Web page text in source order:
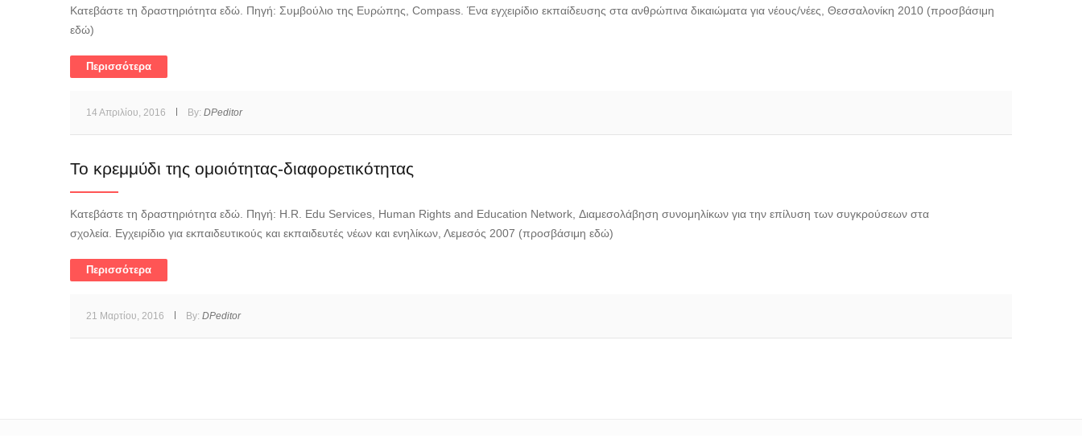
Κατεβάστε τη δραστηριότητα εδώ. Πηγή: Συμβούλιο της Ευρώπης, Compass. Ένα εγχειρίδιο εκπαίδευσης στα ανθρώπινα δικαιώματα για νέους/νέες, Θεσσαλονίκη 2010 (προσβάσιμη
εδώ)
Περισσότερα
14 Απριλίου, 2016 By: DPeditor
Το κρεμμύδι της ομοιότητας-διαφορετικότητας
Κατεβάστε τη δραστηριότητα εδώ. Πηγή: H.R. Edu Services, Human Rights and Education Network, Διαμεσολάβηση συνομηλίκων για την επίλυση των συγκρούσεων στα
σχολεία. Εγχειρίδιο για εκπαιδευτικούς και εκπαιδευτές νέων και ενηλίκων, Λεμεσός 2007 (προσβάσιμη εδώ)
Περισσότερα
21 Μαρτίου, 2016 By: DPeditor